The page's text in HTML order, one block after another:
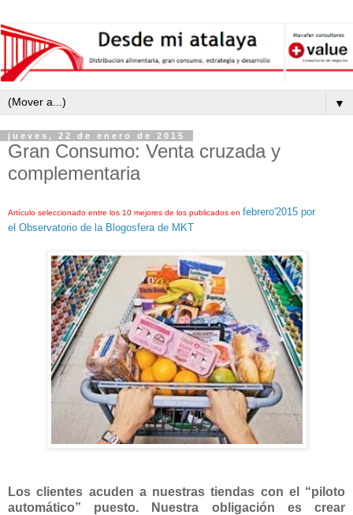
▼
jueves, 22 de enero de 2015
Gran Consumo: Venta cruzada y
complementaria
Artículo seleccionado entre los 10 mejores de los publicados en febrero'2015 por
el Observatorio de la Blogosfera de MKT
Los clientes acuden a nuestras tiendas con el “piloto
automático” puesto. Nuestra obligación es crear